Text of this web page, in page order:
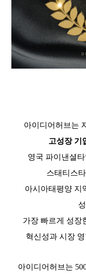
아이디어허브는
고성장 기
영국 파이낸셜
스태티스
아시아태평양 지
가장 빠르게 성장
혁신성과 시장
아이디어허브는